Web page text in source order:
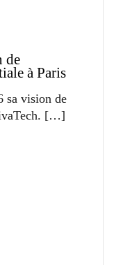
de
à Paris
sa vision de